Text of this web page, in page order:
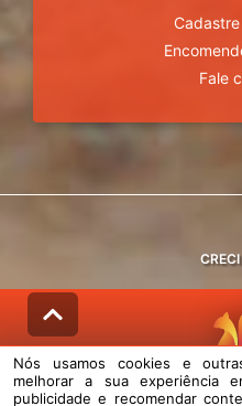
Fale
CRECI
©
Nós usamos cookies e
melhorar a sua experiência
publicidade e recomendar